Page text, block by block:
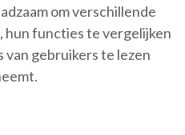
om verschillende
functies te vergelijken
van gebruikers te lezen